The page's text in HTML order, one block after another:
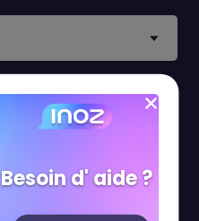
Besoin d' aide ?